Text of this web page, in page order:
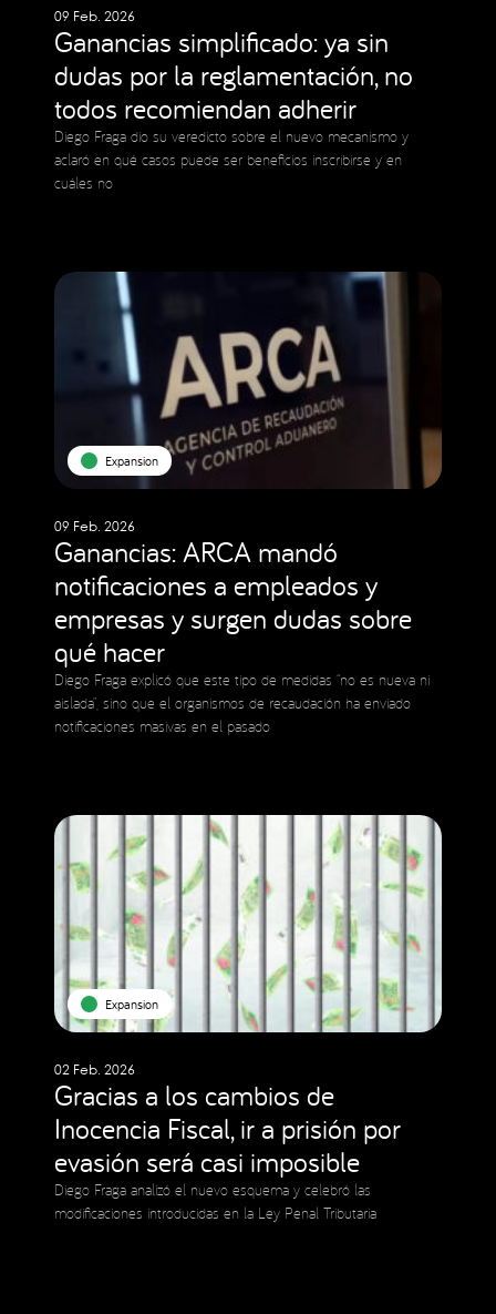
09 Feb. 2026
Ganancias simplificado: ya sin
dudas por la reglamentación, no
todos recomiendan adherir
Diego Fraga dio su veredicto sobre el nuevo mecanismo y
aclaró en qué casos puede ser beneficios inscribirse y en
cuáles no
Expansion
09 Feb. 2026
Ganancias: ARCA mandó
notificaciones a empleados y
empresas y surgen dudas sobre
qué hacer
Diego Fraga explicó que este tipo de medidas “no es nueva ni
aislada”, sino que el organismos de recaudación ha enviado
notificaciones masivas en el pasado
Expansion
02 Feb. 2026
Gracias a los cambios de
Inocencia Fiscal, ir a prisión por
evasión será casi imposible
Diego Fraga analizó el nuevo esquema y celebró las
modificaciones introducidas en la Ley Penal Tributaria